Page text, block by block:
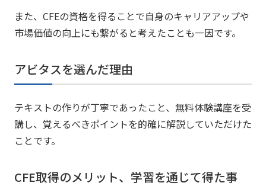
また、CFEの資格を得ることで自身のキャリアアップや
市場価値の向上にも繋がると考えたことも一因です。
アビタスを選んだ理由
テキストの作りが丁寧であったこと、無料体験講座を受
講し、覚えるべきポイントを的確に解説していただけた
ことです。
CFE取得のメリット、学習を通じて得た事